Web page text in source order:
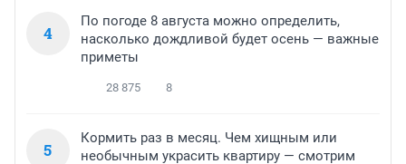
4
По погоде 8 августа можно определить,
насколько дождливой будет осень — важные
приметы
28 875 8
5
Кормить раз в месяц. Чем хищным или
необычным украсить квартиру — смотрим